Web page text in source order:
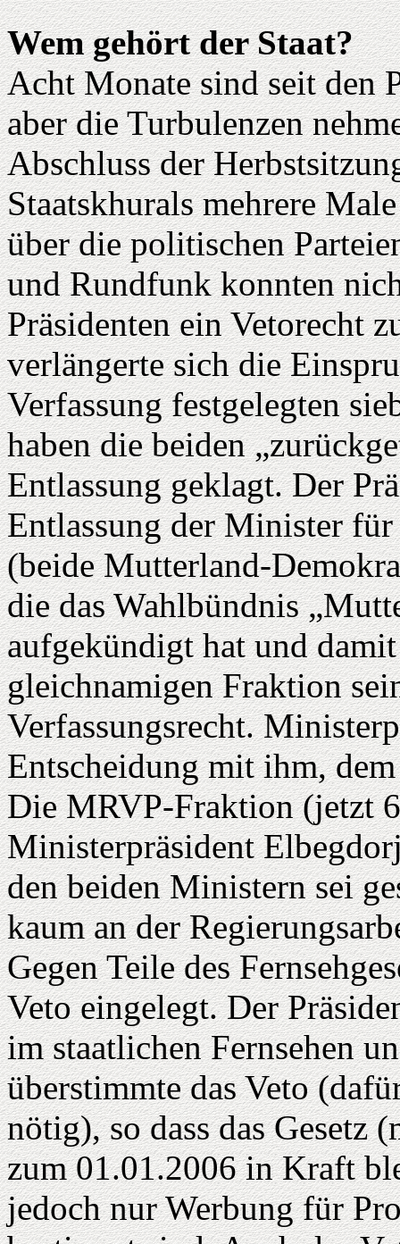
Wem gehört der Staat?
Acht Monate sind seit den
aber die Turbulenzen
Abschluss der
Staatskhurals mehrere
über die politischen
und Rundfunk konnten
Präsidenten ein Vetorecht
verlängerte sich die
Verfassung festgelegten
haben die beiden
Entlassung geklagt. Der
Entlassung der Minister
(beide Mutterland-
die das Wahlbündnis
aufgekündigt hat und
gleichnamigen Fraktion
Verfassungsrecht.
Entscheidung mit ihm,
Die MRVP-Fraktion (jetzt
Ministerpräsident
den beiden Ministern sei
kaum an der
Gegen Teile des
Veto eingelegt. Der
im staatlichen Fernsehen
überstimmte das Veto
nötig), so dass das Gesetz
zum 01.01.2006 in Kraft
jedoch nur Werbung für